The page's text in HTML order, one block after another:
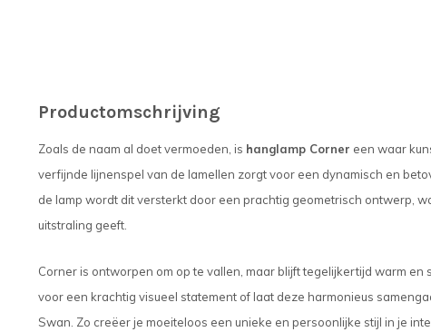
Productomschrijving
Zoals de naam al doet vermoeden, is hanglamp Corner een waar
verfijnde lijnenspel van de lamellen zorgt voor een dynamisch en
de lamp wordt dit versterkt door een prachtig geometrisch ontwerp,
uitstraling geeft.
Corner is ontworpen om op te vallen, maar blijft tegelijkertijd warm
voor een krachtig visueel statement of laat deze harmonieus
Swan. Zo creëer je moeiteloos een unieke en persoonlijke stijl in je